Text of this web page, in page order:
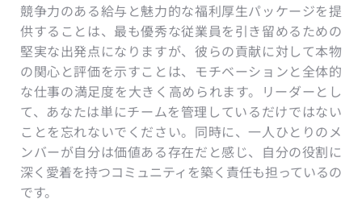
競争力のある給与と魅力的な福利厚生パッケージを提
供することは、最も優秀な従業員を引き留めるための
堅実な出発点になりますが、彼らの貢献に対して本物
の関心と評価を示すことは、モチベーションと全体的
な仕事の満足度を大きく高められます。リーダーとし
て、あなたは単にチームを管理しているだけではない
ことを忘れないでください。同時に、一人ひとりのメ
ンバーが自分は価値ある存在だと感じ、自分の役割に
深く愛着を持つコミュニティを築く責任も担っているの
です。